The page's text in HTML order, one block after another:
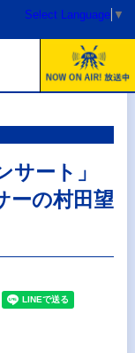
Select Language ▼
サート」
ーの村田望